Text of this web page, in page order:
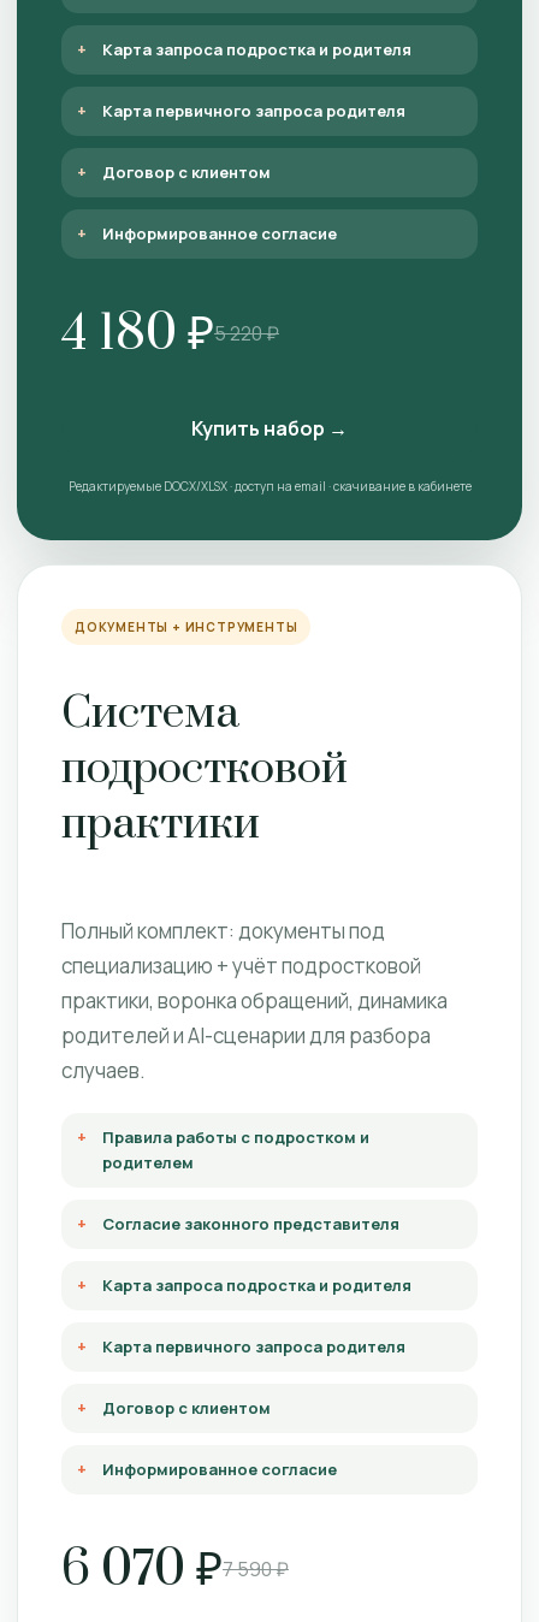
Карта запроса подростка и родителя
Карта первичного запроса родителя
Договор с клиентом
Информированное согласие
4 180 ₽5 220 ₽
Купить набор →
Редактируемые DOCX/XLSX · доступ на email · скачивание в кабинете
ДОКУМЕНТЫ + ИНСТРУМЕНТЫ
Система
подростковой
практики
Полный комплект: документы под
специализацию + учёт подростковой
практики, воронка обращений, динамика
родителей и AI-сценарии для разбора
случаев.
Правила работы с подростком и
родителем
Согласие законного представителя
Карта запроса подростка и родителя
Карта первичного запроса родителя
Договор с клиентом
Информированное согласие
6 070 ₽7 590 ₽